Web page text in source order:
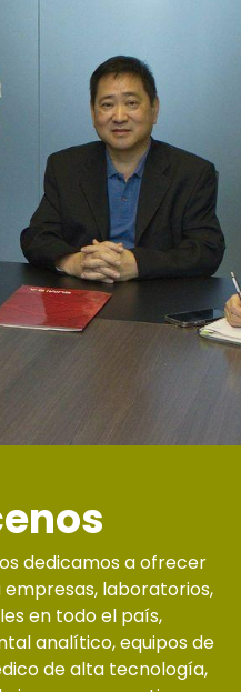
dedicamos a ofrecer
laboratorios,
en todo el país,
analítico, equipos de
de alta tecnología,